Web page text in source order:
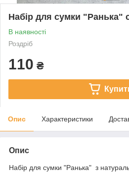
Набір для сумки "Ранька"
В наявності
Роздріб
110 ₴
Опис Характеристики
Опис
Набір для сумки "Ранька" з